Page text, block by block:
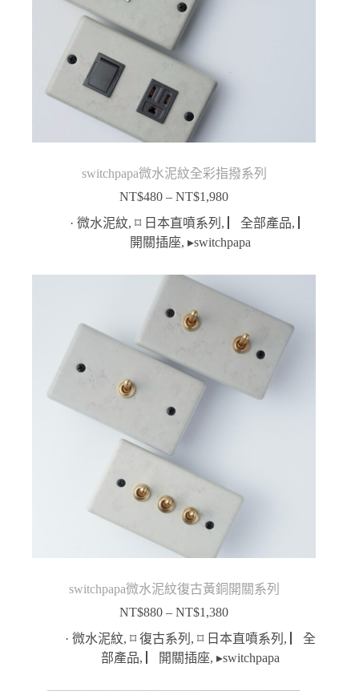
switchpapa微水泥紋全彩指撥系列
NT$480 – NT$1,980價
格
範
NT$480
NT$1,980
· 微水泥紋, ⌑ 日本直噴系列 , ▏全部產品,
開關插座, ▸switchpapa
switchpapa微水泥紋復古黃銅開關系列
NT$880 – NT$1,380價
格
範
· 微水泥紋, ⌑ 復古系列 , ⌑ 日本直噴系列 ,
▏全
部產品, ▏開關插座, ▸switchpapa